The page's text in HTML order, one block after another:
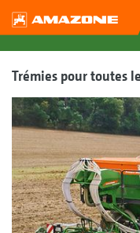
Trémies pour toutes